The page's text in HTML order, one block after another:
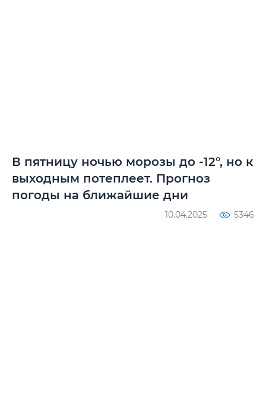
В пятницу ночью морозы до -12°, но к
выходным потеплеет. Прогноз
погоды на ближайшие дни
10.04.2025 5346